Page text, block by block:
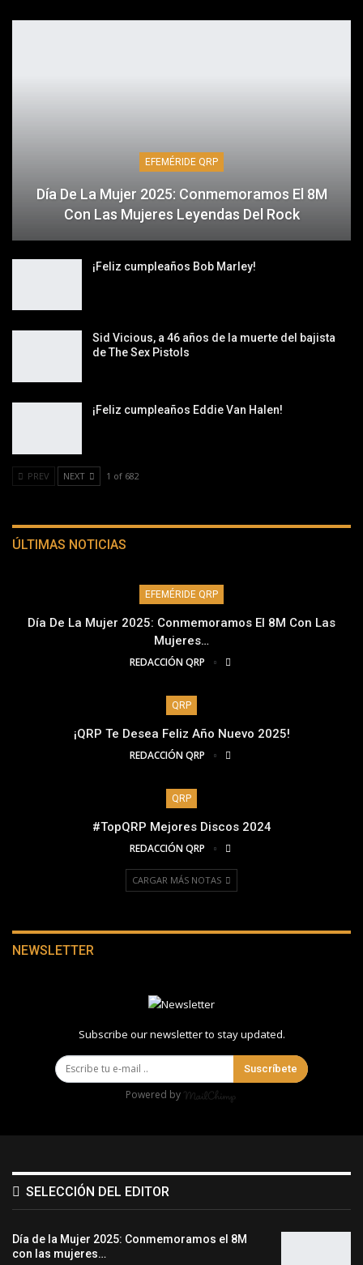
EFEMÉRIDE QRP
Día De La Mujer 2025: Conmemoramos El 8M
Con Las Mujeres Leyendas Del Rock
¡Feliz cumpleaños Bob Marley!
Sid Vicious, a 46 años de la muerte del bajista
de The Sex Pistols
¡Feliz cumpleaños Eddie Van Halen!
PREV NEXT 1 of 682
ÚLTIMAS NOTICIAS
EFEMÉRIDE QRP
Día De La Mujer 2025: Conmemoramos El 8M Con Las
Mujeres…
REDACCIÓN QRP
QRP
¡QRP Te Desea Feliz Año Nuevo 2025!
REDACCIÓN QRP
QRP
#TopQRP Mejores Discos 2024
REDACCIÓN QRP
CARGAR MÁS NOTAS
NEWSLETTER
Subscribe our newsletter to stay updated.
Suscríbete
Powered by
SELECCIÓN DEL EDITOR
Día de la Mujer 2025: Conmemoramos el 8M
con las mujeres…